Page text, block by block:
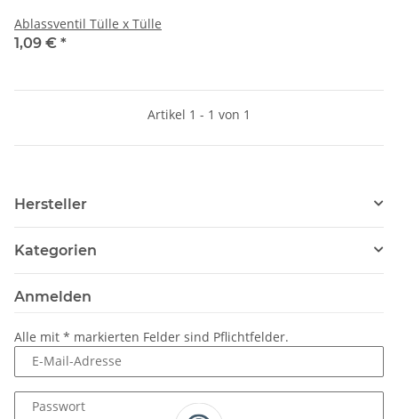
Ablassventil Tülle x Tülle
1,09 € *
Artikel 1 - 1 von 1
Hersteller
Kategorien
Anmelden
Alle mit * markierten Felder sind Pflichtfelder.
E-Mail-Adresse
Passwort